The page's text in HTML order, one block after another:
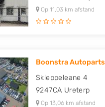
Op 11,03 km afstand
Boonstra Autoparts
Skieppeleane 4
9247CA Ureterp
Op 13,06 km afstand